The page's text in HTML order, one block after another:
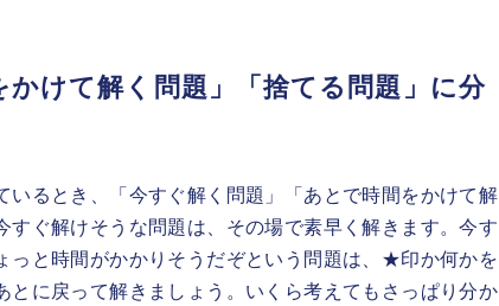
かけて解く問題」「捨てる問題」に分
るとき、「今すぐ解く問題」「あとで時間をかけて解
ぐ解けそうな問題は、その場で素早く解きます。今す
っと時間がかかりそうだぞという問題は、★印か何かを
に戻って解きましょう。いくら考えてもさっぱり分か